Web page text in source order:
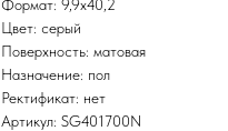
Формат: 9,9x40,2
Цвет: серый
Поверхность: матовая
Назначение: пол
Ректификат: нет
Артикул: SG401700N